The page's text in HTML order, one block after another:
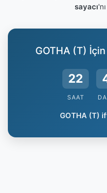
sayacı
GOTHA (T)
22
SAAT
GOTHA (T)